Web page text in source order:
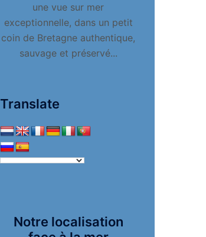
une vue sur mer
exceptionnelle, dans un petit
coin de Bretagne authentique,
sauvage et préservé...
Translate
Notre localisation